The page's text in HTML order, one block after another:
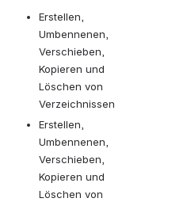
Erstellen,
Umbennenen,
Verschieben,
Kopieren und
Löschen von
Verzeichnissen
Erstellen,
Umbennenen,
Verschieben,
Kopieren und
Löschen von